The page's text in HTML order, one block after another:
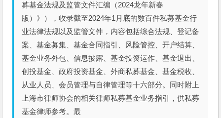
募基金法规及监管文件汇编（2024龙年新春
版）》），收录截至2024年1月底的数百件私募基金行
业法律法规以及监管文件，内容包括综合法规、登记备
案、基金募集、基金合同指引、风险管控、开户结算、
基金业务外包、信息披露、基金投资运作、基金退出、
创投基金、政府投资基金、外商私募基金、基金税收、
从业人员、会员管理与自律管理等十六部分。同时附上
上海市律师协会的相关律师私募基金业务指引，供私募
基金律师参考。最